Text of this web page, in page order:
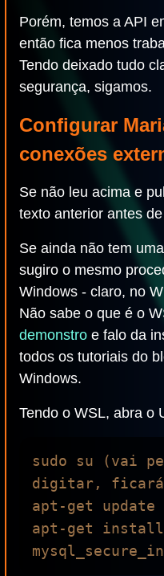
Porém, temos a API
então fica menos
Tendo deixado tudo
segurança, sigamos.
Configurar
conexões
Se não leu acima e
texto anterior antes
Se ainda não tem
sugiro o mesmo
Windows - claro, no
Não sabe o que é o
demonstro e falo da
todos os tutoriais do
Windows.
Tendo o WSL, abra o
sudo su (vai
digitar,
apt-get update
apt-get install